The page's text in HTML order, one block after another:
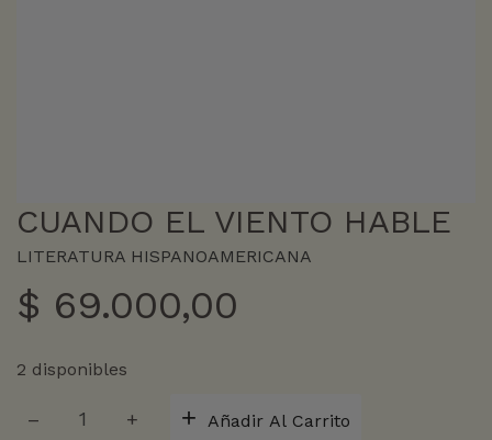
CUANDO EL VIENTO HABLE
LITERATURA HISPANOAMERICANA
$ 69.000,00
2 disponibles
EL
Añadir Al Carrito